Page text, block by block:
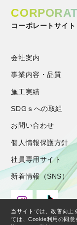
コーポレートサイト
会社案内
事業内容・品質
施工実績
SDGｓへの取組
お問い合わせ
個人情報保護方針
社員専用サイト
新着情報（SNS）
当サイトでは、改善向上
ては、Cookie利用の同意